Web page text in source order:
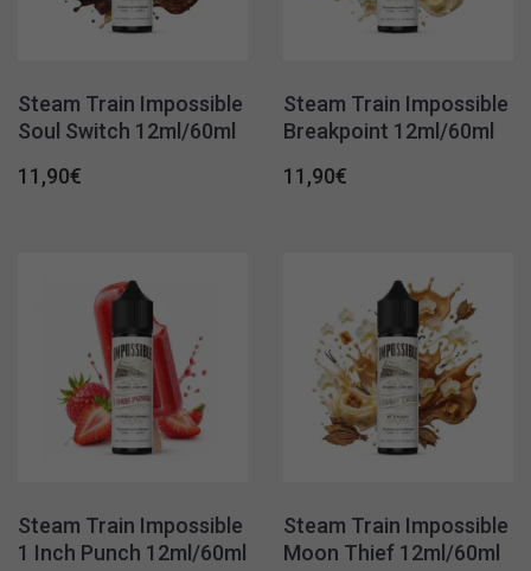
Steam Train Impossible
Soul Switch 12ml/60ml
11,90€
Steam Train Impossible
Breakpoint 12ml/60ml
11,90€
Steam Train Impossible
1 Inch Punch 12ml/60ml
Steam Train Impossible
Moon Thief 12ml/60ml